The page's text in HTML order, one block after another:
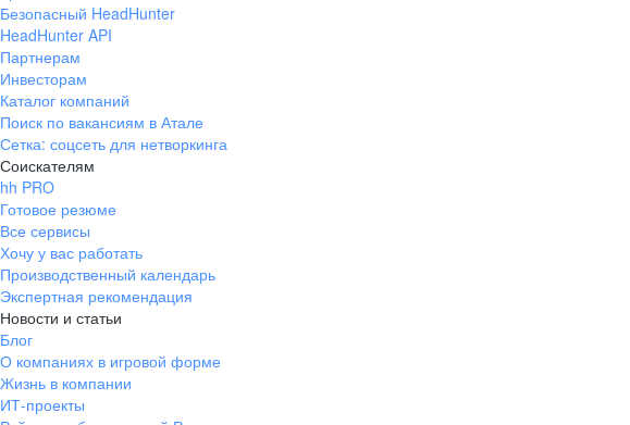
Безопасный HeadHunter
HeadHunter API
Партнерам
Инвесторам
Каталог компаний
Поиск по вакансиям в Атале
Сетка: соцсеть для нетворкинга
Соискателям
hh PRO
Готовое резюме
Все сервисы
Хочу у вас работать
Производственный календарь
Экспертная рекомендация
Новости и статьи
Блог
О компаниях в игровой форме
Жизнь в компании
ИТ-проекты